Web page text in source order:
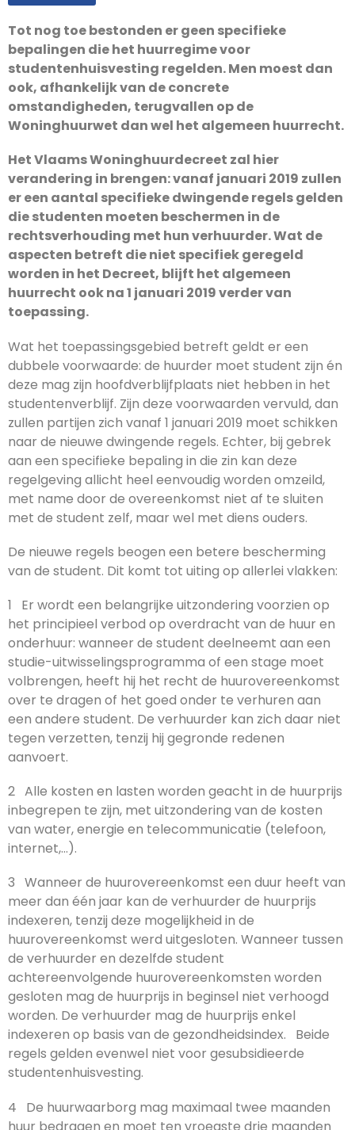
Tot nog toe bestonden er geen specifieke
bepalingen die het huurregime voor
studentenhuisvesting regelden. Men moest dan
ook, afhankelijk van de concrete
omstandigheden, terugvallen op de
Woninghuurwet dan wel het algemeen huurrecht.
Het Vlaams Woninghuurdecreet zal hier
verandering in brengen: vanaf januari 2019 zullen
er een aantal specifieke dwingende regels gelden
die studenten moeten beschermen in de
rechtsverhouding met hun verhuurder. Wat de
aspecten betreft die niet specifiek geregeld
worden in het Decreet, blijft het algemeen
huurrecht ook na 1 januari 2019 verder van
toepassing.
Wat het toepassingsgebied betreft geldt er een
dubbele voorwaarde: de huurder moet student zijn én
deze mag zijn hoofdverblijfplaats niet hebben in het
studentenverblijf. Zijn deze voorwaarden vervuld, dan
zullen partijen zich vanaf 1 januari 2019 moet schikken
naar de nieuwe dwingende regels. Echter, bij gebrek
aan een specifieke bepaling in die zin kan deze
regelgeving allicht heel eenvoudig worden omzeild,
met name door de overeenkomst niet af te sluiten
met de student zelf, maar wel met diens ouders.
De nieuwe regels beogen een betere bescherming
van de student. Dit komt tot uiting op allerlei vlakken:
1 Er wordt een belangrijke uitzondering voorzien op
het principieel verbod op overdracht van de huur en
onderhuur: wanneer de student deelneemt aan een
studie-uitwisselingsprogramma of een stage moet
volbrengen, heeft hij het recht de huurovereenkomst
over te dragen of het goed onder te verhuren aan
een andere student. De verhuurder kan zich daar niet
tegen verzetten, tenzij hij gegronde redenen
aanvoert.
2 Alle kosten en lasten worden geacht in de huurprijs
inbegrepen te zijn, met uitzondering van de kosten
van water, energie en telecommunicatie (telefoon,
internet,…).
3 Wanneer de huurovereenkomst een duur heeft van
meer dan één jaar kan de verhuurder de huurprijs
indexeren, tenzij deze mogelijkheid in de
huurovereenkomst werd uitgesloten. Wanneer tussen
de verhuurder en dezelfde student
achtereenvolgende huurovereenkomsten worden
gesloten mag de huurprijs in beginsel niet verhoogd
worden. De verhuurder mag de huurprijs enkel
indexeren op basis van de gezondheidsindex. Beide
regels gelden evenwel niet voor gesubsidieerde
studentenhuisvesting.
4 De huurwaarborg mag maximaal twee maanden
huur bedragen en moet ten vroegste drie maanden